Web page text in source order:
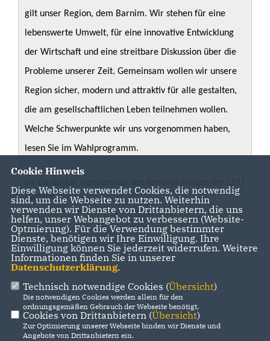
gilt unser Region, dem Barnim. Wir stehen für eine
lebenswerte Umwelt, für eine innovative Entwicklung
der Wirtschaft und eine streitbare Diskussion über die
Probleme unserer Zeit. Gemeinsam wollen wir unsere
Region sicher, modern und attraktiv für alle gestalten,
die am gesellschaftlichen Leben teilnehmen wollen.
Welche Schwerpunkte wir uns vorgenommen haben,
lesen Sie im Wahlprogramm.
Barnim
Wahlprogramm
Cookie Hinweis
Diese Webseite verwendet Cookies, die notwendig
sind, um die Webseite zu nutzen. Weiterhin
verwenden wir Dienste von Drittanbietern, die uns
helfen, unser Webangebot zu verbessern (Website-
Optmierung). Für die Verwendung bestimmter
Dienste, benötigen wir Ihre Einwilligung. Ihre
Einwilligung können Sie jederzeit widerrufen. Weitere
Informationen finden Sie in unserer
Datenschutzerklärung.
Technisch notwendige Cookies (Übersicht)
Die notwendigen Cookies werden allein für den
ordnungsgemäßen Gebrauch der Webseite benötigt.
Cookies von Drittanbietern (Übersicht)
Zur Optimierung unserer Webseite binden wir Dienste und
Angebote von Drittanbietern ein.